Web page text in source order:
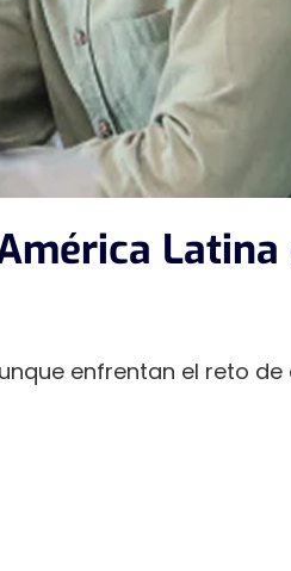
Latina
enfrentan el reto de